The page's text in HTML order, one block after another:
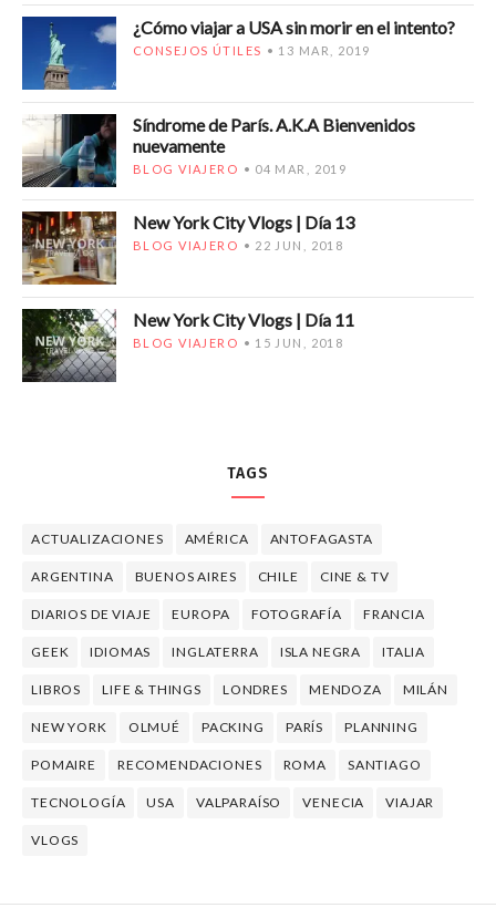
¿Cómo viajar a USA sin morir en el intento?
CONSEJOS ÚTILES 13 MAR, 2019
Síndrome de París. A.K.A Bienvenidos
nuevamente
BLOG VIAJERO 04 MAR, 2019
New York City Vlogs | Día 13
BLOG VIAJERO 22 JUN, 2018
New York City Vlogs | Día 11
BLOG VIAJERO 15 JUN, 2018
TAGS
ACTUALIZACIONES AMÉRICA ANTOFAGASTA
ARGENTINA BUENOS AIRES CHILE CINE & TV
DIARIOS DE VIAJE EUROPA FOTOGRAFÍA FRANCIA
GEEK IDIOMAS INGLATERRA ISLA NEGRA ITALIA
LIBROS LIFE & THINGS LONDRES MENDOZA MILÁN
NEW YORK OLMUÉ PACKING PARÍS PLANNING
POMAIRE RECOMENDACIONES ROMA SANTIAGO
TECNOLOGÍA USA VALPARAÍSO VENECIA VIAJAR
VLOGS